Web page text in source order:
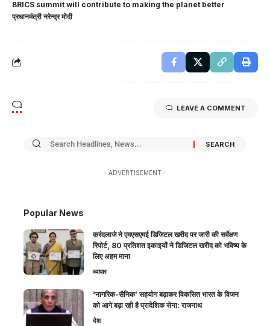
BRICS summit will contribute to making the planet better
प्रधानमंत्री नरेन्द्र मोदी
LEAVE A COMMENT
- ADVERTISEMENT -
Popular News
करंदलाजे ने एमएसएमई डिजिटल खरीद पर जारी की सर्वेक्षण
रिपोर्ट, 80 प्रतिशत इकाइयों ने डिजिटल खरीद को भविष्य के
लिए अहम माना
व्यापार
‘नागरिक-सैनिक’ सहयोग बढ़ाकर विकसित भारत के विजन
को आगे बढ़ा रही है प्रादेशिक सेना: राजनाथ
देश